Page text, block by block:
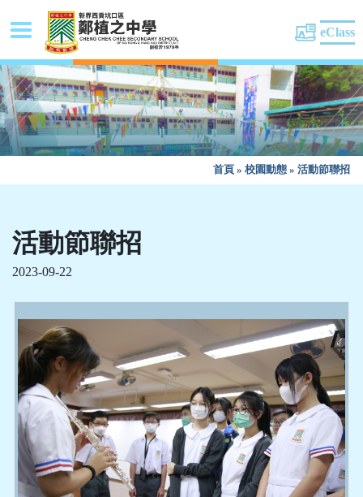
eClass
首頁 » 校園動態 » 活動節聯招
活動節聯招
2023-09-22